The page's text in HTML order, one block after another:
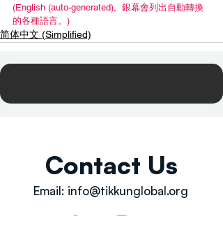
(English (auto-generated),  銀幕會列出自動轉換
的各種語言。)
简体中文 (Simplified)
Contact Us
Email: info@tikkunglobal.org